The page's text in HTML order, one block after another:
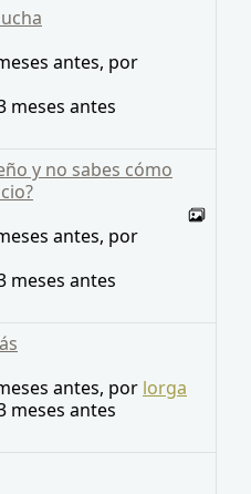
antes, por
meses antes
y no sabes cómo
antes, por
meses antes
antes, por lorga
meses antes